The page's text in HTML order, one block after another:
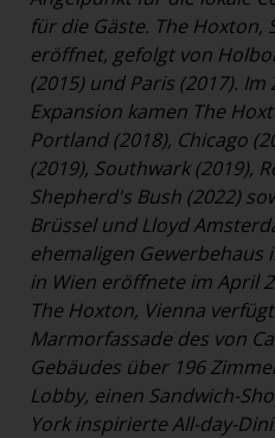
für die Gäste. The Hoxton,
eröffnet, gefolgt von
(2015) und Paris (2017).
Expansion kamen The
Portland (2018), Chicago
(2019), Southwark (2019),
Shepherd's Bush (2022)
Brüssel und Lloyd
ehemaligen Gewerbehaus
in Wien eröffnete im April
The Hoxton, Vienna
Marmorfassade des von
Gebäudes über 196
Lobby, einen Sandwich-
York inspirierte All-day-